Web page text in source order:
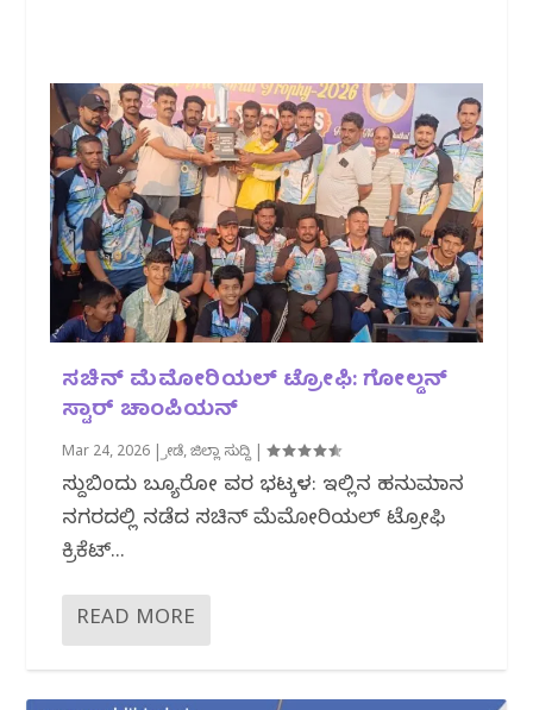
ಸಚಿನ್ ಮೆಮೋರಿಯಲ್ ಟ್ರೋಫಿ: ಗೋಲ್ಡನ್
ಸ್ಟಾರ್ ಚಾಂಪಿಯನ್
Mar 24, 2026 |ಕ್ರೀಡೆ,ಜಿಲ್ಲಾ ಸುದ್ದಿ |
ಸುದ್ದಿಬಿಂದು ಬ್ಯೂರೋ ವರದಿ ಭಟ್ಕಳ: ಇಲ್ಲಿನ ಹನುಮಾನ
ನಗರದಲ್ಲಿ ನಡೆದ ಸಚಿನ್ ಮೆಮೋರಿಯಲ್ ಟ್ರೋಫಿ
ಕ್ರಿಕೆಟ್...
READ MORE